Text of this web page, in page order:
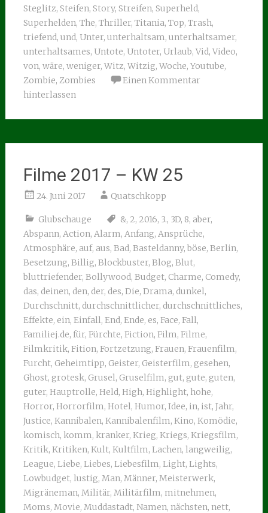
Steglitz, Steifen, Story, Streifen, Superheld,
Superhelden, The, Thriller, Titania, Top, Trash,
triefend, und, Unter, unterhaltsam, unterhaltsamer,
unterhaltsames, Untote, Untoter, Urlaub, Vid, Video,
von, wäre, weniger, Witz, Witzig, Woche, Youtube,
Zombie, Zombies
Einen Kommentar
hinterlassen
Filme 2017 – KW 25
24. Juni 2017 Quatschkopp
Glubschauge &, 2, 2016, 3., 3D, 8, aber,
Abspann, Action, Alarm, Anfang, Ansprüche,
Atmosphäre, auf, aus, Bad, Basteldanny, böse, Berlin,
Besetzung, Billig, Blockbuster, Blog, Blut,
bluttriefender, Bollywood, Budget, Charme, Comedy,
das, deinen, den, der, des, Die, Drama, dunkel,
Durchschnitt, durchschnittlicher, durchschnittliches,
Effekte, ein, Einfall, End, Ende, es, Face, Fall,
Familiej.de, für, Fürchte, Fiction, Film, Filme,
Filmkritik, Fition, Fortzetzung, Frauen, Frauenfilm,
Furcht, Geheimtipp, Geister, Geisterfilm, gesehen,
Ghost, grotesk, Grusel, Gruselfilm, gut, gute, guten,
guter, Hauptrolle, Held, High, Highlight, hohe,
Horror, Horrorfilm, Hotel, Humor, Idee, in, ist, Jahr,
Justice, Kannibalen, Kannibalenfilm, Kino, Komödie,
komisch, komm, kranker, Krieg, Kriegs, Kriegsfilm,
Kritik, Kritiken, Kult, Kultfilm, Lachen, langweilig,
League, Liebe, Liebes, Liebesfilm, Light, Lights,
Lowbudget, lustig, Man, Männer, Meisterwerk,
Migräneman, Militär, Militärfilm, mitnehmen,
Moms, Movie, Muddastadt, Namen, nächsten, nett,